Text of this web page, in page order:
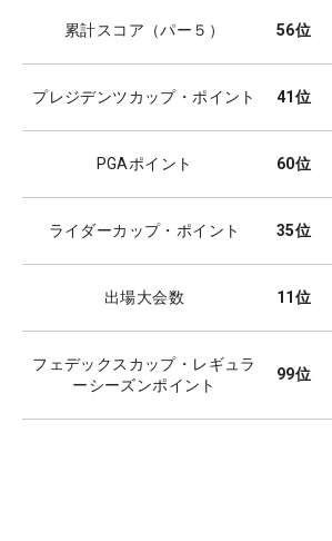
累計スコア（パー５） 56位
プレジデンツカップ・ポイント 41位
PGAポイント 60位
ライダーカップ・ポイント 35位
出場大会数 11位
フェデックスカップ・レギュラ
ーシーズンポイント
99位